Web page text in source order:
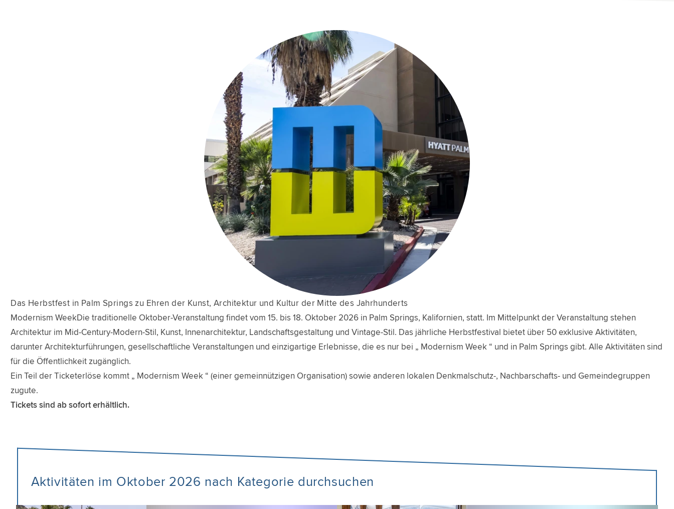
Das Herbstfest in Palm Springs zu Ehren der Kunst, Architektur und Kultur der Mitte des Jahrhunderts
Modernism WeekDie traditionelle Oktober-Veranstaltung findet vom 15. bis 18. Oktober 2026 in Palm Springs, Kalifornien, statt. Im Mittelpunkt der Veranstaltung stehen
Architektur im Mid-Century-Modern-Stil, Kunst, Innenarchitektur, Landschaftsgestaltung und Vintage-Stil. Das jährliche Herbstfestival bietet über 50 exklusive Aktivitäten,
darunter Architekturführungen, gesellschaftliche Veranstaltungen und einzigartige Erlebnisse, die es nur bei „ Modernism Week “ und in Palm Springs gibt. Alle Aktivitäten sind
für die Öffentlichkeit zugänglich.
Ein Teil der Ticketerlöse kommt „ Modernism Week “ (einer gemeinnützigen Organisation) sowie anderen lokalen Denkmalschutz-, Nachbarschafts- und Gemeindegruppen
zugute.
Tickets sind ab sofort erhältlich.
Aktivitäten im Oktober 2026 nach Kategorie durchsuchen